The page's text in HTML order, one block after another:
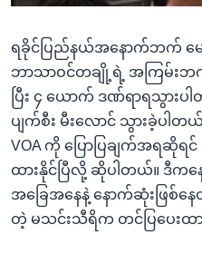
ရန်
ရှာဖွေ
ရန်
နေရာ
သို့
ကျော်
ရန်
ဘာသာစကားများ
ရခိုင်ပြည်နယ်အနောက်ဘက် မေ
ဘာသာဝင်တချို့ရဲ့ အကြမ်းဘ
ပြီး ၄ ယောက် ဒဏ်ရာရသွာ
ပျက်စီး မီးလောင် သွားခဲ့ပါ
VOA ကို ပြောပြချက်အရဆို
ထားနိုင်ပြီလို့ ဆိုပါတယ်။ ဒီကန
အခြေအနေနဲ့ နောက်ဆုံးဖြစ်
တဲ့ မသင်းသီရိက တင်ပြပေးထ